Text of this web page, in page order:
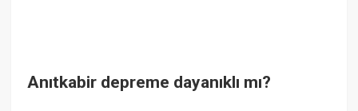
Anıtkabir depreme dayanıklı mı?